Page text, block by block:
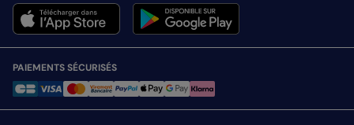
PAIEMENTS SÉCURISÉS